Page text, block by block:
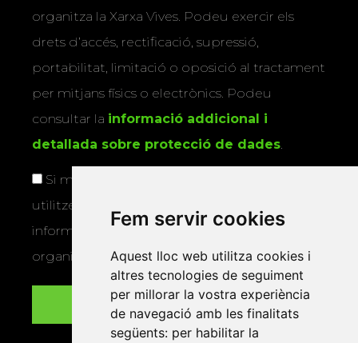
Fem servir cookies
Aquest lloc web utilitza cookies i
altres tecnologies de seguiment
per millorar la vostra experiència
de navegació amb les finalitats
següents: per habilitar la
organitza la Xarxa Vives. Podeu exercir els
drets d’accés, rectificació, supressió,
portabilitat, limitació o oposició al tractament
per mitjans físics o electrònics. Podeu
consultar la informació addicional i
detallada sobre protecció de dades.
Si marqueu aquesta casella, consentiu que
utilitzem les vostres dades per a enviar-vos
informació sobre els actes i activitats que
organitza la Xarxa Vives.